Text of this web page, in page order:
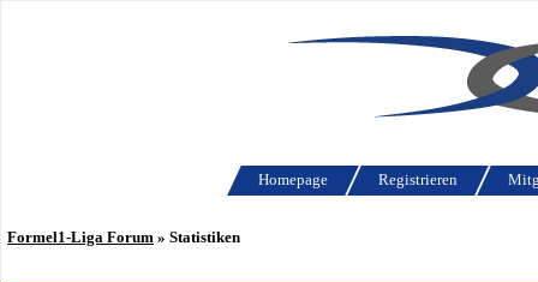
Homepage Registrieren
Formel1-Liga Forum » Statistiken